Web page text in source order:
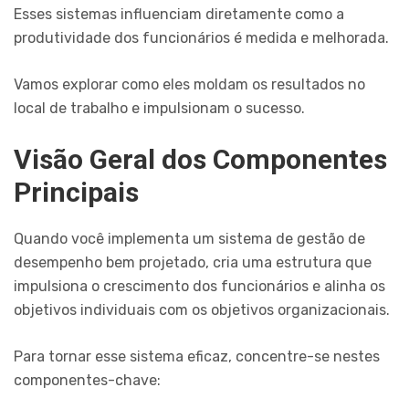
Esses sistemas influenciam diretamente como a
produtividade dos funcionários é medida e melhorada.
Vamos explorar como eles moldam os resultados no
local de trabalho e impulsionam o sucesso.
Visão Geral dos Componentes
Principais
Quando você implementa um sistema de gestão de
desempenho bem projetado, cria uma estrutura que
impulsiona o crescimento dos funcionários e alinha os
objetivos individuais com os objetivos organizacionais.
Para tornar esse sistema eficaz, concentre-se nestes
componentes-chave: